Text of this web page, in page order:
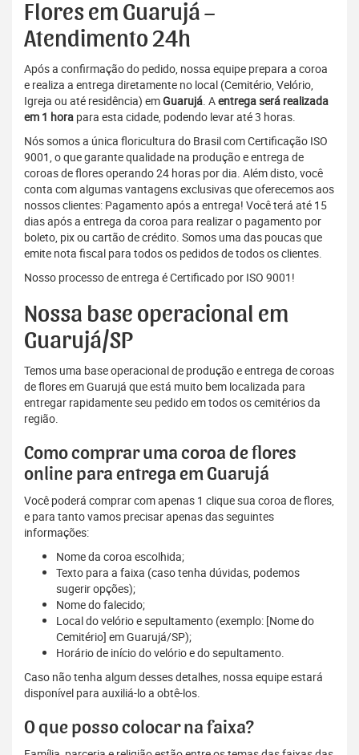
Flores em Guarujá –
Atendimento 24h
Após a confirmação do pedido, nossa equipe prepara a coroa
e realiza a entrega diretamente no local (Cemitério, Velório,
Igreja ou até residência) emGuarujá. Aentrega será realizada
em 1 hora para esta cidade, podendo levar até 3 horas.
Nós somos a única floricultura do Brasil com Certificação ISO
9001, o que garante qualidade na produção e entrega de
coroas de flores operando 24 horas por dia. Além disto, você
conta com algumas vantagens exclusivas que oferecemos aos
nossos clientes: Pagamento após a entrega! Você terá até 15
dias após a entrega da coroa para realizar o pagamento por
boleto, pix ou cartão de crédito. Somos uma das poucas que
emite nota fiscal para todos os pedidos de todos os clientes.
Nosso processo de entrega é Certificado por ISO 9001!
Nossa base operacional em
Guarujá/SP
Temos uma base operacional de produção e entrega de coroas
de flores em Guarujá que está muito bem localizada para
entregar rapidamente seu pedido em todos os cemitérios da
região.
Como comprar uma coroa de flores
online para entrega em Guarujá
Você poderá comprar com apenas 1 clique sua coroa de flores,
e para tanto vamos precisar apenas das seguintes
informações:
Nome da coroa escolhida;
Texto para a faixa (caso tenha dúvidas, podemos
sugerir opções);
Nome do falecido;
Local do velório e sepultamento (exemplo: [Nome do
Cemitério] em Guarujá/SP);
Horário de início do velório e do sepultamento.
Caso não tenha algum desses detalhes, nossa equipe estará
disponível para auxiliá-lo a obtê-los.
O que posso colocar na faixa?